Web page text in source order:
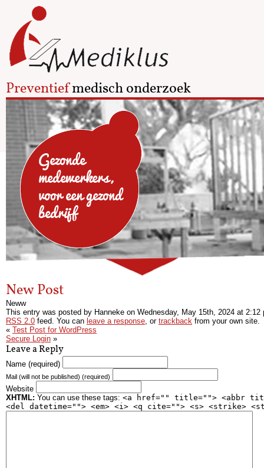
Preventiefmedisch onderzoek
Gezonde
medewerkers,
voor een gezond
bedrijf
New Post
Neww
This entry was posted by Hanneke on Wednesday, May 15th, 2024 at 2:12
RSS 2.0 feed. You can leave a response, or trackback from your own site.
« Test Post for WordPress
Secure Login »
Leave a Reply
Name (required)
Mail (will not be published) (required)
Website
XHTML: You can use these tags: <a href="" title=""> <abbr
<del datetime=""> <em> <i> <q cite=""> <s> <strike>